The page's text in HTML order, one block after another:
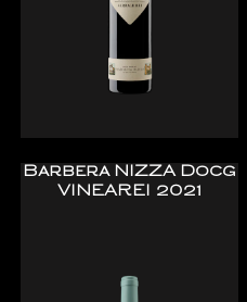
Barbera NIZZA Docg
VINEAREI 2021